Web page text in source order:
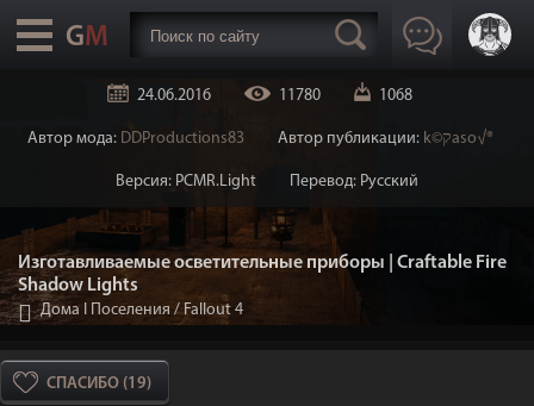
24.06.2016 11780 1068
Автор мода: DDProductions83 Автор публикации: k©קaso√®
Версия: PCMR.Light Перевод: Русский
Изготавливаемые осветительные приборы | Craftable Fire
Shadow Lights
Дома I Поселения /Fallout 4
СПАСИБО (19)